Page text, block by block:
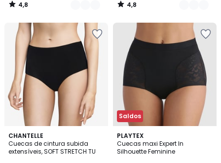
4,8
/
4,8
/
CHANTELLE
Cuecas de cintura subida
extensíveis, SOFT STRETCH TU
4,6
/ 5
Saldos
PLAYTEX
Cuecas maxi Expert In
Silhouette Feminine
4,2
/ 5